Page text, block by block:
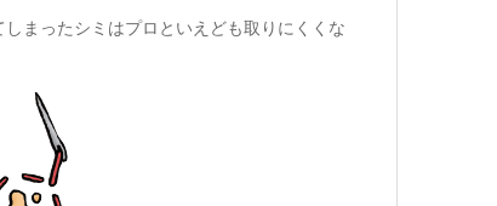
まったシミはプロといえども取りにくくな